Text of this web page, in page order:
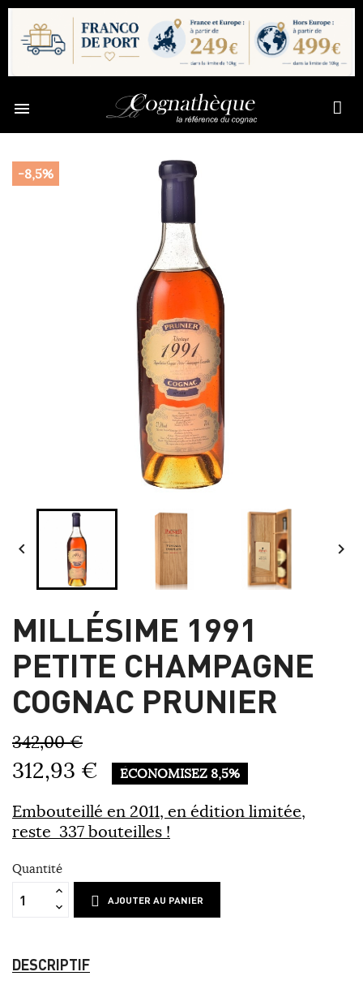

-8,5%
 
MILLÉSIME 1991
PETITE CHAMPAGNE
COGNAC PRUNIER
342,00 €
312,93 € ÉCONOMISEZ 8,5%
Embouteillé en 2011, en édition limitée,
reste 337 bouteilles !
Quantité
AJOUTER AU PANIER
DESCRIPTIF